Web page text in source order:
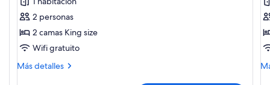
hidromasaje,
vista
parcial
al
océano
2 personas
2 camas King size
Wifi gratuito
Más detalles
Más
al